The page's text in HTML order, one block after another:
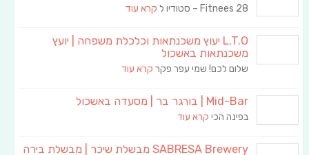
Fitnees 28 – סטודיו ל קרא עוד
L.T.O יעוץ משכנתאות וכלכלת משפחה | יועץ
משכנתאות באשכול
שלום לכם! שמי עפר פקר קרא עוד
Mid-Bar | בורגר בר | מסעדה באשכול
בפינה הכי קרא עוד
SABRESA Brewery מבשלת שיכר | מבשלת בירה